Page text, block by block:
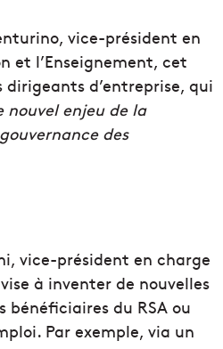
vice-président en
et l’Enseignement, cet
d’entreprise, qui
nouvel enjeu de la
des
vice-président en charge
à inventer de nouvelles
bénéficiaires du RSA ou
Par exemple, via un